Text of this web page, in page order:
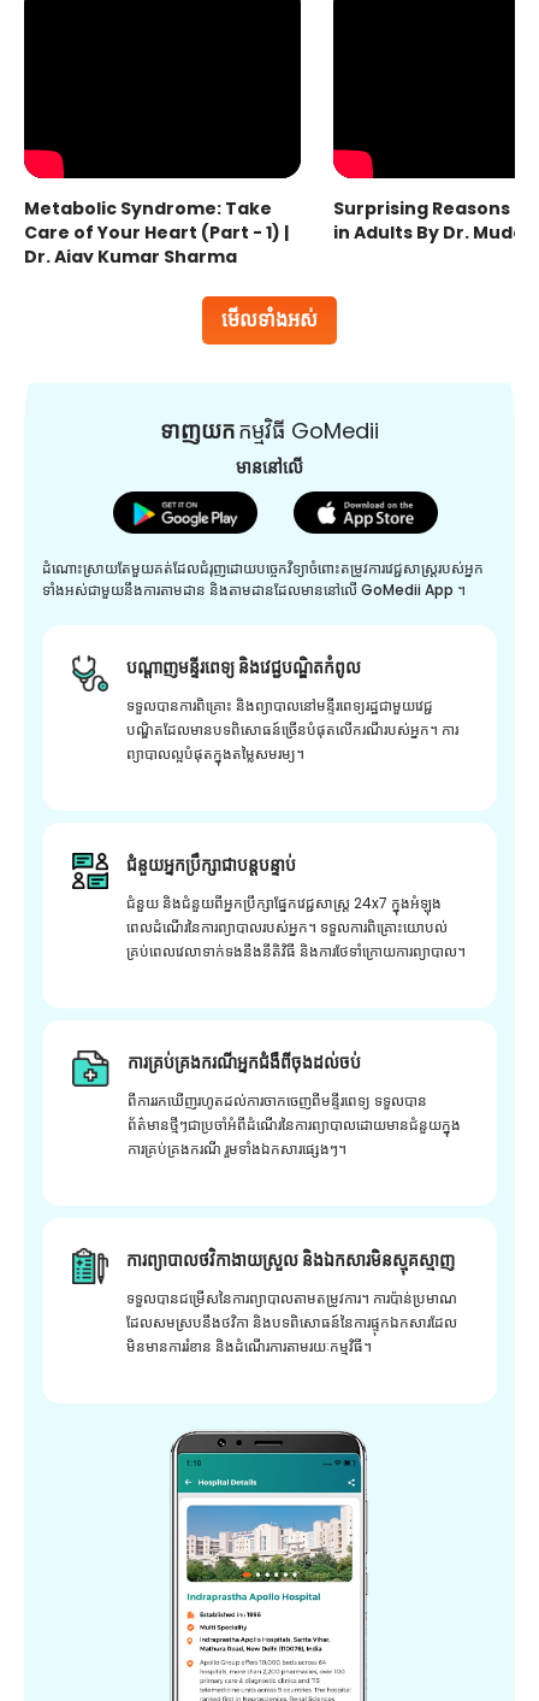
មើលទាំងអស់
Metabolic Syndrome: Take
Care of Your Heart (Part - 1) |
Dr. Ajay Kumar Sharma
Surprising Reasons
in Adults By Dr.
ទាញយកកម្មវិធី GoMedii
មាននៅលើ
ដំណោះស្រាយតែមួយគត់ដែលជំរុញដោយបច្ចេកវិទ្យាចំពោះតម្រូវការវេជ្ជសាស្រ្តរបស់អ្នក
ទាំងអស់ជាមួយនឹងការតាមដាន និងតាមដានដែលមាននៅលើ GoMedii App ។
បណ្តាញមន្ទីរពេទ្យ និងវេជ្ជបណ្ឌិតកំពូល
ទទួលបានការពិគ្រោះ និងព្យាបាលនៅមន្ទីរពេទ្យរដ្ឋជាមួយវេជ្ជ
បណ្ឌិតដែលមានបទពិសោធន៍ច្រើនបំផុតលើករណីរបស់អ្នក។ ការ
ព្យាបាលល្អបំផុតក្នុងតម្លៃសមរម្យ។
ជំនួយអ្នកប្រឹក្សាជាបន្តបន្ទាប់
ជំនួយ និងជំនួយពីអ្នកប្រឹក្សាផ្នែកវេជ្ជសាស្រ្ត 24x7 ក្នុងអំឡុង
ពេលដំណើរនៃការព្យាបាលរបស់អ្នក។ ទទួលការពិគ្រោះយោបល់
គ្រប់ពេលវេលាទាក់ទងនឹងនីតិវិធី និងការថែទាំក្រោយការព្យាបាល។
ការគ្រប់គ្រងករណីអ្នកជំងឺពីចុងដល់ចប់
ពីការរកឃើញរហូតដល់ការចាកចេញពីមន្ទីរពេទ្យ ទទួលបាន
ព័ត៌មានថ្មីៗជាប្រចាំអំពីដំណើរនៃការព្យាបាលដោយមានជំនួយក្នុង
ការគ្រប់គ្រងករណី រួមទាំងឯកសារផ្សេងៗ។
ការព្យាបាលថវិកាងាយស្រួល និងឯកសារមិនស្មុគស្មាញ
ទទួលបានជម្រើសនៃការព្យាបាលតាមតម្រូវការ។ ការប៉ាន់ប្រមាណ
ដែលសមស្របនឹងថវិកា និងបទពិសោធន៍នៃការផ្ទុកឯកសារដែល
មិនមានការរំខាន និងដំណើរការតាមរយៈកម្មវិធី។